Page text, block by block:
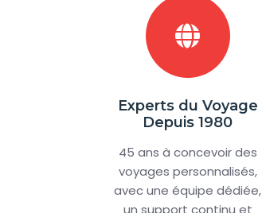
Experts du Voyage
Depuis 1980
45 ans à concevoir des
voyages personnalisés,
avec une équipe dédiée,
un support continu et